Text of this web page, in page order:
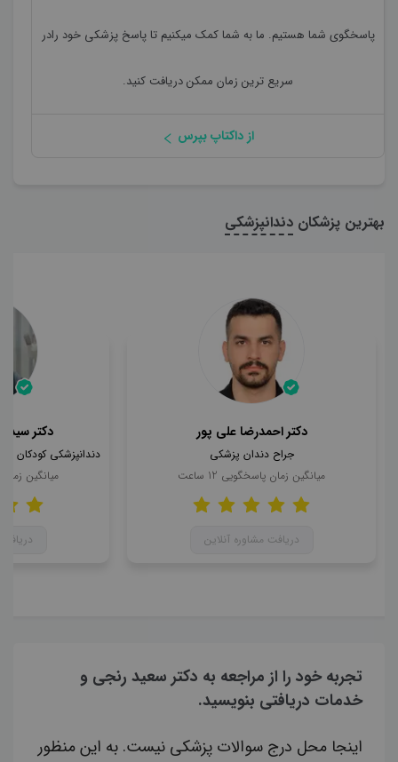
پاسخگوی شما هستیم. ما به شما کمک میکنیم تا پاسخ پزشکی خود رادر
سریع ترین زمان ممکن دریافت کنید.
از داکتاپ بپرس
بهترین پزشکان دندانپزشکی
دکتر احمدرضا علی پور
جراح دندان پزشکی
میانگین زمان پاسخگویی 12 ساعت
دریافت مشاوره آنلاین
دکتر سید
میانگین
تجربه خود را از مراجعه به دکتر سعید رنجی و
خدمات دریافتی بنویسید.
اینجا محل درج سوالات پزشکی نیست. به این منظور